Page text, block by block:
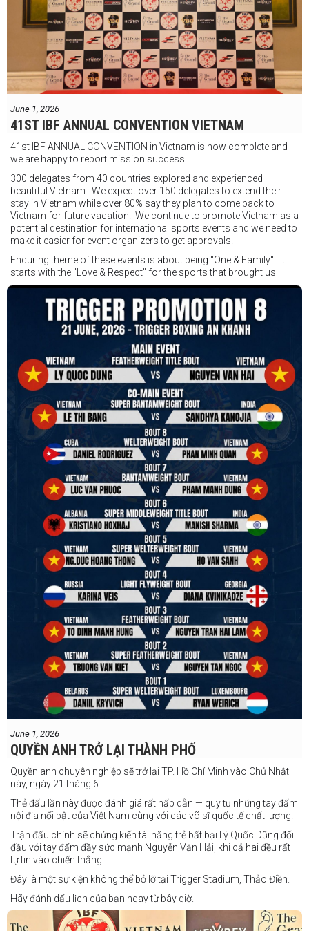
"Tôi biết mình bắt đầu sự nghiệp quyền Anh nhà nghề khá muộn, vì
vậy tôi phải trân trọng và nắm bắt mọi cơ hội đến với mình."
FIGHTS IN THE CITY
Được tổ chức bởi Jamie Myer Productions
Jesse Travers vs Fidelis Laia
Thông tin sự kiện:
Ngày: 18 tháng 7
Địa điểm: Mantra on View, Surfers Paradise, Queensland, Úc
June 1, 2026
41ST IBF ANNUAL CONVENTION VIETNAM
41st IBF ANNUAL CONVENTION in Vietnam is now complete and
we are happy to report mission success.
300 delegates from 40 countries explored and experienced
beautiful Vietnam. We expect over 150 delegates to extend their
stay in Vietnam while over 80% say they plan to come back to
Vietnam for future vacation. We continue to promote Vietnam as a
potential destination for international sports events and we need to
make it easier for event organizers to get approvals.
Enduring theme of these events is about being "One & Family". It
starts with the "Love & Respect" for the sports that brought us
together. To help each other get better, to share experiences, and
remembering that it is all about protecting the safety of the boxers
in and out of the ring. It is not about power over them but rather
power to serve, guide, advice, and respect the path they chose. We
strive to make it a little smoother and safer.
VBO is pleased to welcome
Vietnam Boxing Federation - VBF
to join the convention in the organizing committee. We are joining
hands to restart professional boxing in Vietnam. Stay stuned.
We will release more photos once IBF has had the chance to
review them and release it officially.
#ibfconvention
#grandhotram
#professionalboxing
#41stibfconvention
June 1, 2026
QUYỀN ANH TRỞ LẠI THÀNH PHỐ
Quyền anh chuyên nghiệp sẽ trở lại TP. Hồ Chí Minh vào Chủ Nhật
này, ngày 21 tháng 6.
Thẻ đấu lần này được đánh giá rất hấp dẫn — quy tụ những tay đấm
nội địa nổi bật của Việt Nam cùng với các võ sĩ quốc tế chất lượng.
Trận đấu chính sẽ chứng kiến tài năng trẻ bất bại Lý Quốc Dũng đối
đầu với tay đấm đầy sức mạnh Nguyễn Văn Hải, khi cả hai đều rất
tự tin vào chiến thắng.
Đây là một sự kiện không thể bỏ lỡ tại Trigger Stadium, Thảo Điền.
Hãy đánh dấu lịch của bạn ngay từ bây giờ.
Thông tin cập nhật sẽ sớm được công bố.